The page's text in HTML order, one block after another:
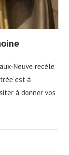
Neuve recèle
est à
à donner vos